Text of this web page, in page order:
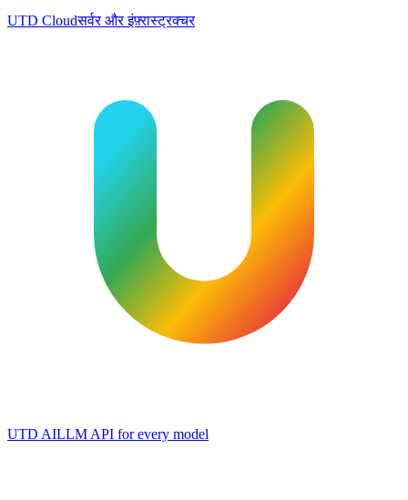
UTD Cloudसर्वर और इंफ़्रास्ट्रक्चर
UTD AILLM API for every model